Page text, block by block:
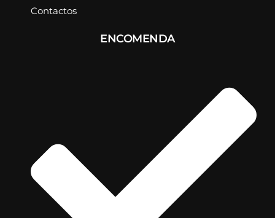
Contactos
ENCOMENDA